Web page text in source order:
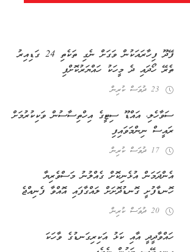
ފޭދޫ ފިހާރައަކުން ވަގަށް ނެގި ތަކެތި 24 ގަޑިއިރު
ތެރޭ ހޯދައި ދެ މީހަކު ހައްޔަރުކޮށްފި
23 ދުވަސް ކުރިން
ސަވާހެލި، އައްޑޫ ސިޓީގެ އިހްތިސާސުން ވަކިކުރުމަށް
ރައީސް ނިންމަވައިފި
17 ދުވަސް ކުރިން
އެންދަމަން އުޅެނިކޮށް ގެއްލުނު މަސްވެރިޔާ
ހޮނޑާފުށީ ގޮނޑުދޮށަށް ލައްގާފައި އޮއްވާ ފެނިއްޖެ
20 ދުވަސް ކުރިން
ހައްވާދީދީ އާއި ކަޅު އަކިރިގަނޑުގެ ވާހަކަ